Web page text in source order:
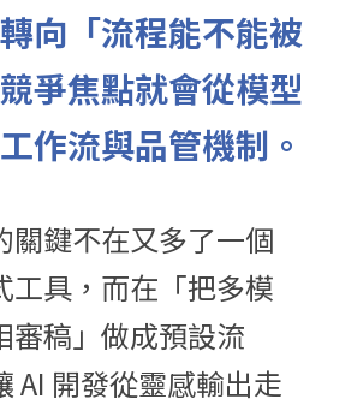
向「流程能不能被
爭焦點就會從模型
作流與品管機制。
關鍵不在又多了一個
工具，而在「把多模
審稿」做成預設流
AI 開發從靈感輸出走